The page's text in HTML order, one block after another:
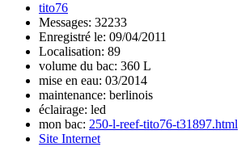
tito76
Messages: 32233
Enregistré le: 09/04/2011
Localisation: 89
volume du bac: 360 L
mise en eau: 03/2014
maintenance: berlinois
éclairage: led
mon bac: 250-l-reef-tito76-t31897.html
Site Internet